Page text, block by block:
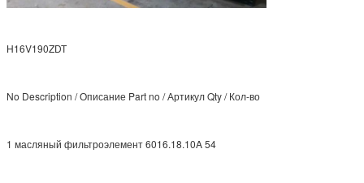
H16V190ZDT
No Description / Описание Part no / Артикул Qty / Кол-во
1 масляный фильтроэлемент 6016.18.10A 54